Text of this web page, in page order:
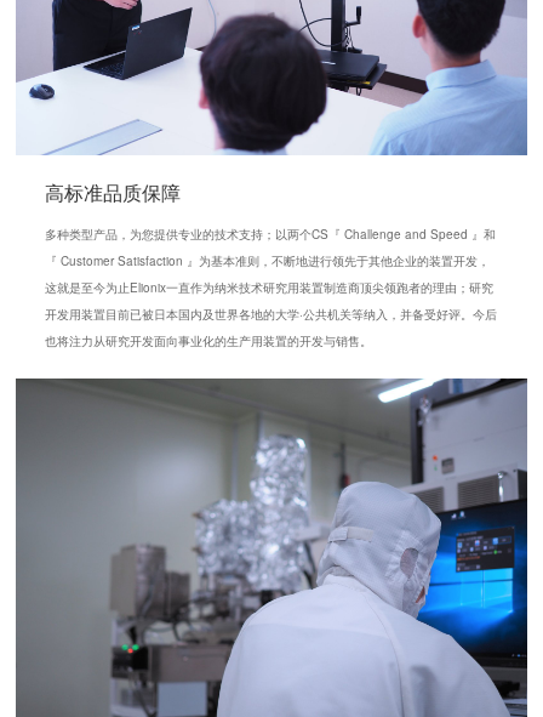
高标准品质保障
多种类型产品，为您提供专业的技术支持；以两个CS『 Challenge and Speed 』和
『 Customer Satisfaction 』为基本准则，不断地进行领先于其他企业的装置开发，
这就是至今为止Elionix一直作为纳米技术研究用装置制造商顶尖领跑者的理由；研究
开发用装置目前已被日本国内及世界各地的大学·公共机关等纳入，并备受好评。今后
也将注力从研究开发面向事业化的生产用装置的开发与销售。